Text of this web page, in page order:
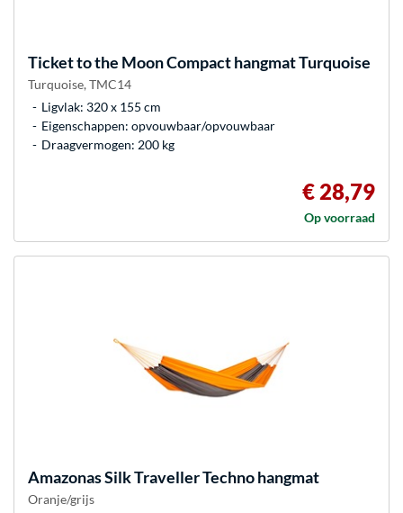
Ticket to the MoonCompact hangmat Turquoise
Turquoise, TMC14
Ligvlak: 320 x 155 cm
Eigenschappen: opvouwbaar/opvouwbaar
Draagvermogen: 200 kg
€ 28,79
Op voorraad
AmazonasSilk Traveller Techno hangmat
Oranje/grijs